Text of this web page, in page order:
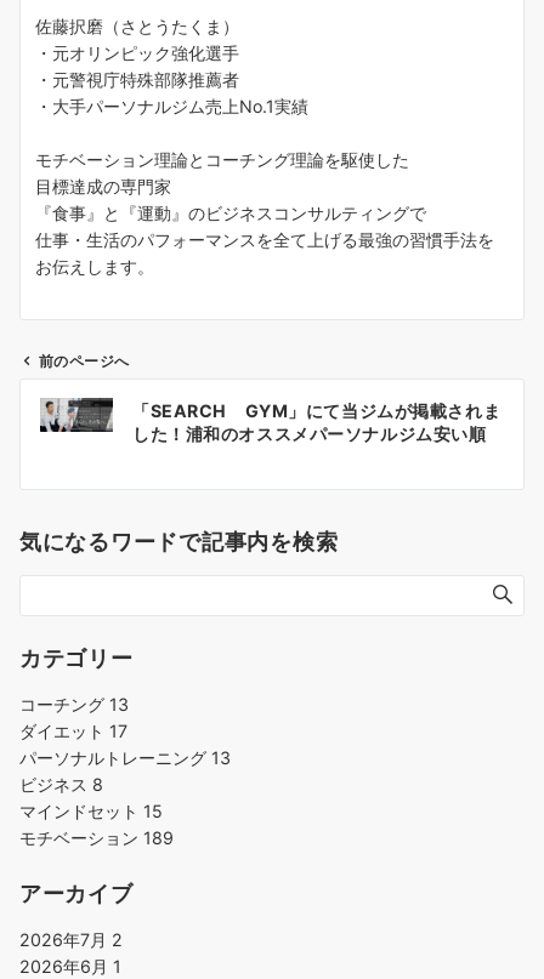
佐藤択磨（さとうたくま）
・元オリンピック強化選手
・元警視庁特殊部隊推薦者
・大手パーソナルジム売上No.1実績
モチベーション理論とコーチング理論を駆使した
目標達成の専門家
『食事』と『運動』のビジネスコンサルティングで
仕事・生活のパフォーマンスを全て上げる最強の習慣手法を
お伝えします。
ー
シ
前のページへ
「SEARCH GYM」にて当ジムが掲載されま
した！浦和のオススメパーソナルジム安い順
気になるワードで記事内を検索
カテゴリー
コーチング 13
ダイエット 17
パーソナルトレーニング 13
ビジネス 8
マインドセット 15
モチベーション 189
アーカイブ
2026年7月 2
2026年6月 1